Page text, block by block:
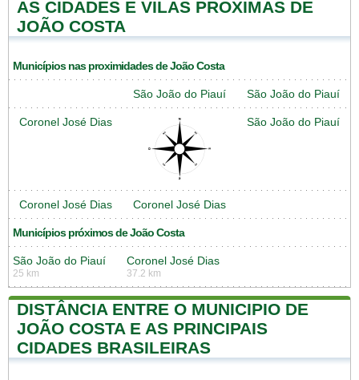
AS CIDADES E VILAS PRÓXIMAS DE
JOÃO COSTA
Municípios nas proximidades de João Costa
São João do Piauí São João do Piauí
Coronel José Dias São João do Piauí
Coronel José Dias Coronel José Dias
Municípios próximos de João Costa
São João do Piauí
25 km
Coronel José Dias
37.2 km
DISTÂNCIA ENTRE O MUNICIPIO DE
JOÃO COSTA E AS PRINCIPAIS
CIDADES BRASILEIRAS